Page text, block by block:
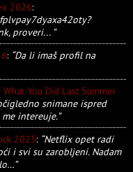
2026:
proveri... ”
: “Da li imaš profil na
What You Did Last Summer
snimane ispred
intereuje.”
2025: “Netflix opet radi
i svi su zarobljeni. Nadam